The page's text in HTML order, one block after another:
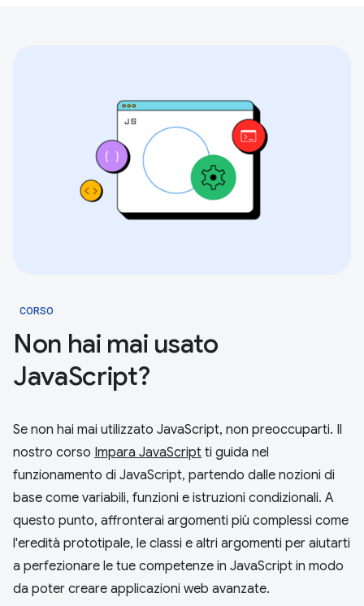
CORSO
Non hai mai usato
JavaScript?
Se non hai mai utilizzato JavaScript, non preoccuparti. Il
nostro corso Impara JavaScript ti guida nel
funzionamento di JavaScript, partendo dalle nozioni di
base come variabili, funzioni e istruzioni condizionali. A
questo punto, affronterai argomenti più complessi come
l'eredità prototipale, le classi e altri argomenti per aiutarti
a perfezionare le tue competenze in JavaScript in modo
da poter creare applicazioni web avanzate.